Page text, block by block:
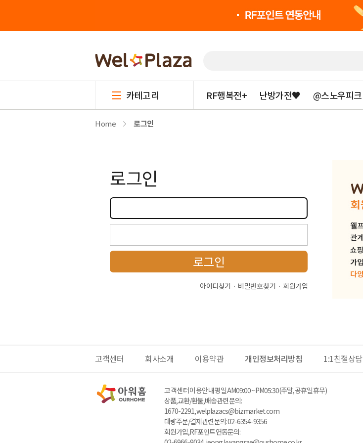
카테고리 RF행복전+ 난방가전♥ @스노우피크
Home 로그인
로그인
로그인
아이디찾기 비밀번호 찾기 회원가입
고객센터 회사소개 이용약관 개인정보처리방침 1:1친절상담
고객센터 이용안내평일 AM 09:00 ~ PM05:30 (주말, 공휴일 휴무)
상품,교환/환불,배송관련 문의 :
1670-2291, welplazacs@bizmarket.com
대량주문/결제관련 문의 : 02-6354-9356
회원가입,RF포인트 연동 문의: